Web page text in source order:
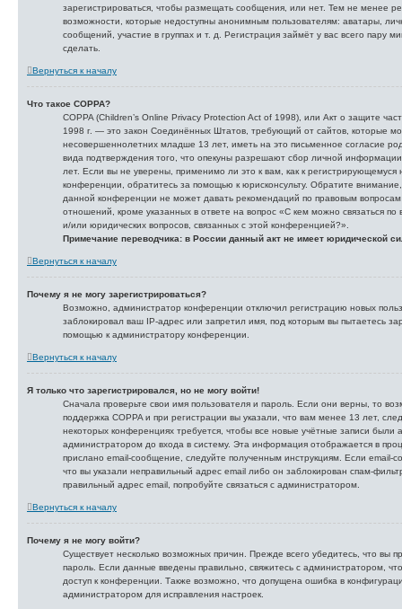
зарегистрироваться, чтобы размещать сообщения, или нет. Тем не менее
возможности, которые недоступны анонимным пользователям: аватары,
сообщений, участие в группах и т. д. Регистрация займёт у вас всего пару
сделать.
Вернуться к началу
Что такое COPPA?
COPPA (Children’s Online Privacy Protection Act of 1998), или Акт о защите
1998 г. — это закон Соединённых Штатов, требующий от сайтов, которые
несовершеннолетних младше 13 лет, иметь на это письменное согласие
вида подтверждения того, что опекуны разрешают сбор личной
лет. Если вы не уверены, применимо ли это к вам, как к
конференции, обратитесь за помощью к юрисконсульту. Обратите
данной конференции не может давать рекомендаций по правовым
отношений, кроме указанных в ответе на вопрос «С кем можно связаться по
и/или юридических вопросов, связанных с этой конференцией?».
Примечание переводчика: в России данный акт не имеет юридической
Вернуться к началу
Почему я не могу зарегистрироваться?
Возможно, администратор конференции отключил регистрацию новых
заблокировал ваш IP-адрес или запретил имя, под которым вы пытаетесь
помощью к администратору конференции.
Вернуться к началу
Я только что зарегистрировался, но не могу войти!
Сначала проверьте свои имя пользователя и пароль. Если они верны, то
поддержка COPPA и при регистрации вы указали, что вам менее 13 лет,
некоторых конференциях требуется, чтобы все новые учётные записи были
администратором до входа в систему. Эта информация отображается в
прислано email-сообщение, следуйте полученным инструкциям. Если email-
что вы указали неправильный адрес email либо он заблокирован спам-
правильный адрес email, попробуйте связаться с администратором.
Вернуться к началу
Почему я не могу войти?
Существует несколько возможных причин. Прежде всего убедитесь, что вы
пароль. Если данные введены правильно, свяжитесь с администратором,
доступ к конференции. Также возможно, что допущена ошибка в
администратором для исправления настроек.